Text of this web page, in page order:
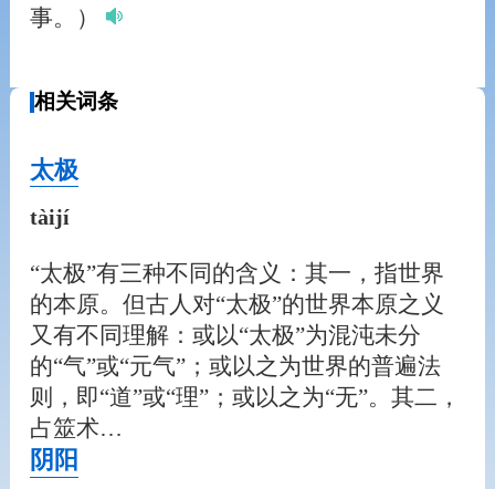
事。）
相关词条
太极
tàijí
“太极”有三种不同的含义：其一，指世界
的本原。但古人对“太极”的世界本原之义
又有不同理解：或以“太极”为混沌未分
的“气”或“元气”；或以之为世界的普遍法
则，即“道”或“理”；或以之为“无”。其二，
占筮术…
阴阳